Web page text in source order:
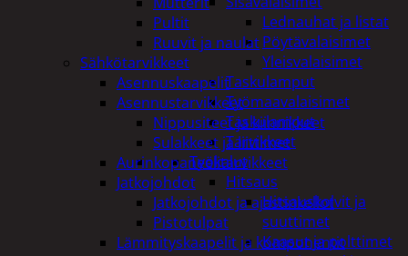
Lednauhat ja listat
Pöytävalaisimet
Yleisvalaisimet
Taskulamput
Työmaavalaisimet
Taskulamput
Tarvikkeet
Työkalut
Hitsaus
Hitsauskolvit ja
suuttimet
Kaasut ja polttimet
Pultit
Ruuvit ja naulat
Sähkötarvikkeet
Asennuskaapelit
Asennustarvikkeet
Nippusiteet ja kiinnikkeet
Sulakkeet ja liittimet
Aurinkopaneelitarvikkeet
Jatkojohdot
Jatkojohdot ja ajastinkellot
Pistotulpat
Lämmityskaapelit ja komponentit